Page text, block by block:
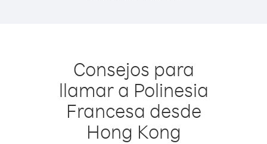
Consejos para
llamar a Polinesia
Francesa desde
Hong Kong